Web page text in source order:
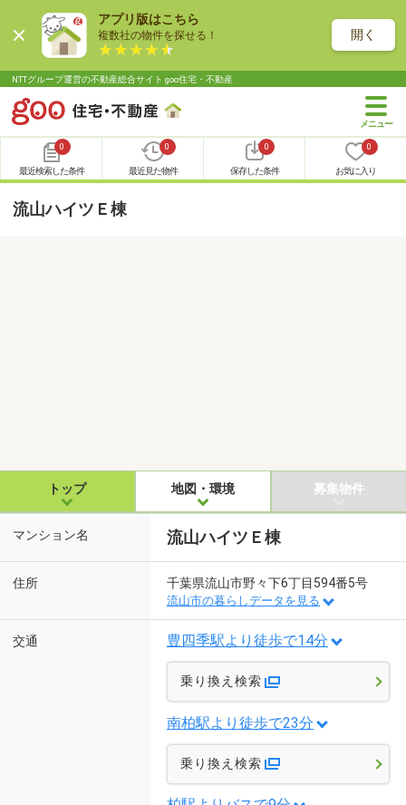
アプリ版はこちら
複数社の物件を探せる！ 開く
NTTグループ運営の不動産総合サイト goo住宅・不動産
0
最近検索した条件
0
最近見た物件
0
保存した条件
0
お気に入り
流山ハイツＥ棟
トップ 地図・環境 募集物件
マンション名 流山ハイツＥ棟
住所 千葉県流山市野々下6丁目594番5号
流山市の暮らしデータを見る
交通 豊四季駅より徒歩で14分
乗り換え検索
南柏駅より徒歩で23分
乗り換え検索